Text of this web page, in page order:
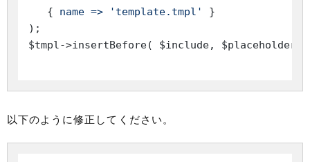
   {
name => 'template.tmpl'
}
);
$tmpl->insertBefore( $include, $placeholder
以下のように修正してください。